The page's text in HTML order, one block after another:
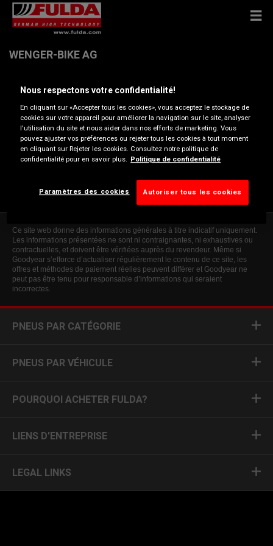
WENGER-BIKE AG
SCHLOSSACKER 1 , 1715 ALTERSWIL
Ouvrir directions
Voir numéro de téléphone
Ce site web donne des informations générales à titre indicatif uniquement.
Les informations présentées ne sont ni contraignantes, ni exhaustives ou
contractuelles, et doivent être vérifiées auprès du revendeur. Même si
Goodyear s’efforce d’actualiser régulièrement le contenu de ce site, les
offres et méthodes de paiement réelles peuvent différer et Goodyear ne
peut pas être tenu pour responsable d’informations qui seraient
incorrectes.
PNEUS PAR CATÉGORIE
PNEUS PAR VÉHICULE
POURQUOI ACHETER FULDA?
LIENS D'ENTREPRISE
LEGAL LINKS
Nous respectons votre confidentialité!
En cliquant sur «Accepter tous les cookies», vous acceptez le stockage de
cookies sur votre appareil pour améliorer la navigation sur le site, analyser
l'utilisation du site et nous aider dans nos efforts de marketing. Vous
pouvez ajuster vos préférences ou rejeter tous les cookies à tout moment
en cliquant sur Rejeter les cookies. Consultez notre politique de
confidentialité pour en savoir plus. Politique de confidentialité
Paramètres des cookies Autoriser tous les cookies